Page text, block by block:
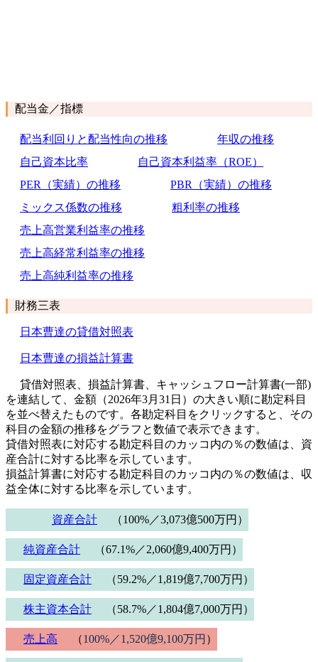
配当金／指標
配当利回りと配当性向の推移
年収の推移
自己資本比率
自己資本利益率（ROE）
PER（実績）の推移
PBR（実績）の推移
ミックス係数の推移
粗利率の推移
売上高営業利益率の推移
売上高経常利益率の推移
売上高純利益率の推移
財務三表
日本曹達の貸借対照表
日本曹達の損益計算書
貸借対照表、損益計算書、キャッシュフロー計算書(一部)
を連結して、金額（2026年3月31日）の大きい順に勘定科目
を並べ替えたものです。各勘定科目をクリックすると、その
科目の金額の推移をグラフと数値で表示できます。
貸借対照表に対応する勘定科目のカッコ内の％の数値は、資
産合計に対する比率を示しています。
損益計算書に対応する勘定科目のカッコ内の％の数値は、収
益全体に対する比率を示しています。
資産合計 （100%／3,073億500万円）
純資産合計 （67.1%／2,060億9,400万円）
固定資産合計 （59.2%／1,819億7,700万円）
株主資本合計 （58.7%／1,804億7,000万円）
売上高 （100%／1,520億9,100万円 ）